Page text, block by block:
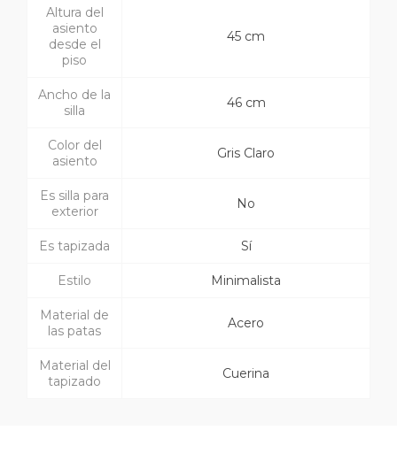
Altura del
asiento
desde el
piso
45 cm
Ancho de la
silla
46 cm
Color del
asiento
Gris Claro
Es silla para
exterior
No
Es tapizada Sí
Estilo Minimalista
Material de
las patas
Acero
Material del
tapizado
Cuerina